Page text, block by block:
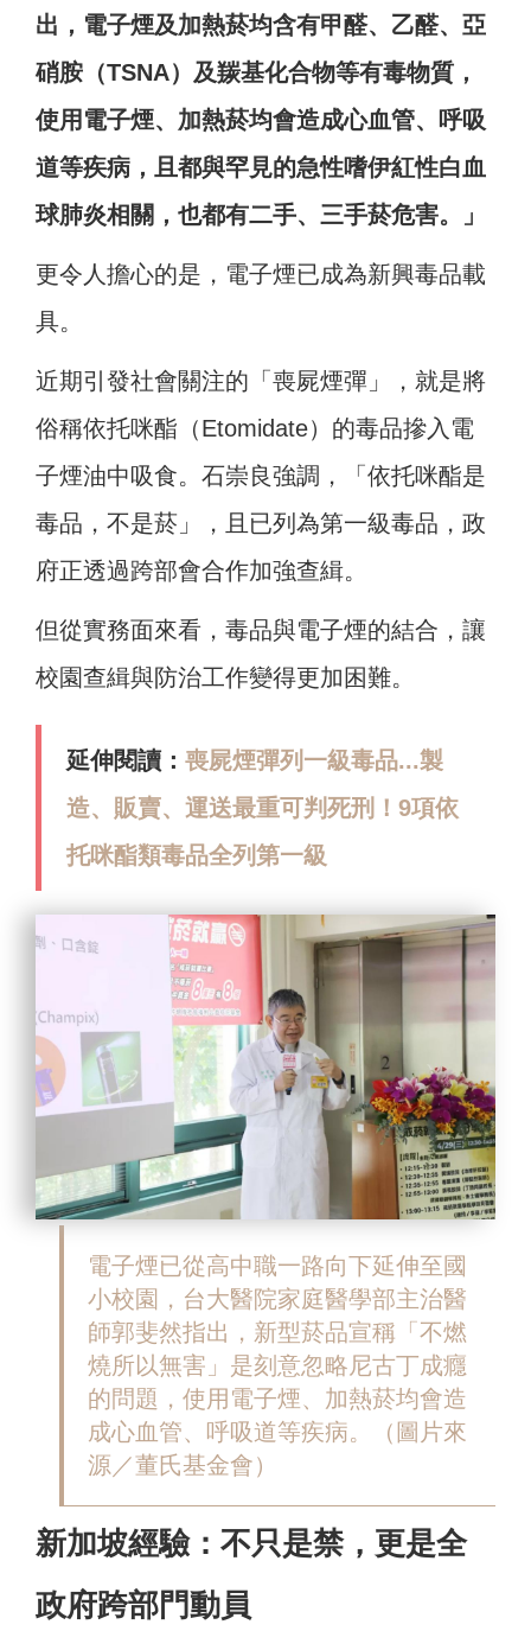
出，電子煙及加熱菸均含有甲醛、乙醛、亞
硝胺（TSNA）及羰基化合物等有毒物質，
使用電子煙、加熱菸均會造成心血管、呼吸
道等疾病，且都與罕見的急性嗜伊紅性白血
球肺炎相關，也都有二手、三手菸危害。」
更令人擔心的是，電子煙已成為新興毒品載
具。
近期引發社會關注的「喪屍煙彈」，就是將
俗稱依托咪酯（Etomidate）的毒品摻入電
子煙油中吸食。石崇良強調，「依托咪酯是
毒品，不是菸」，且已列為第一級毒品，政
府正透過跨部會合作加強查緝。
但從實務面來看，毒品與電子煙的結合，讓
校園查緝與防治工作變得更加困難。
延伸閱讀： 喪屍煙彈列一級毒品...製
造、販賣、運送最重可判死刑！9項依
托咪酯類毒品全列第一級
電子煙已從高中職一路向下延伸至國
小校園， 台大醫院家庭醫學部主治醫
師郭斐然指出，新型菸品宣稱「不燃
燒所以無害」是刻意忽略尼古丁成癮
的問題，使用電子煙、加熱菸均會造
成心血管、呼吸道等疾病。（圖片來
源／董氏基金會）
新加坡經驗：不只是禁，更是全
政府跨部門動員